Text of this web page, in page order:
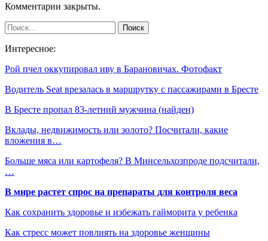
Комментарии закрыты.
Интересное:
Рой пчел оккупировал иву в Барановичах. Фотофакт
Водитель Seat врезалась в маршрутку с пассажирами в Бресте
В Бресте пропал 83-летний мужчина (найден)
Вклады, недвижимость или золото? Посчитали, какие
вложения в…
Больше мяса или картофеля? В Минсельхозпроде подсчитали,
…
В мире растет спрос на препараты для контроля веса
Как сохранить здоровье и избежать гайморита у ребенка
Как стресс может повлиять на здоровье женщины